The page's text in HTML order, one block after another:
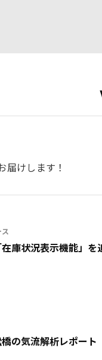
届けします！
庫状況表示機能」を
の気流解析レポート